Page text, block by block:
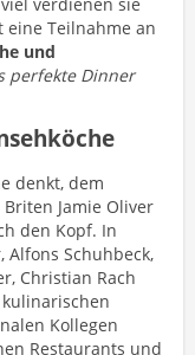
Teilnahme an
und
perfekte Dinner
denkt, dem
Jamie Oliver
den Kopf. In
Schuhbeck,
Christian Rach
Kollegen
Restaurants und